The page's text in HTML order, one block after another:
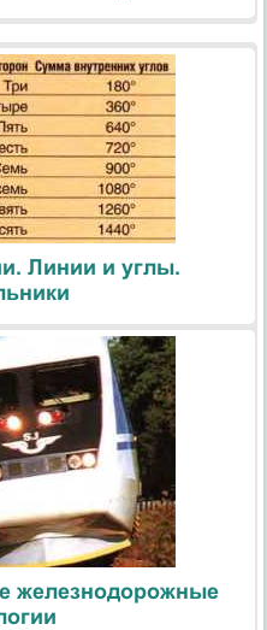
Линии и углы.
железнодорожные